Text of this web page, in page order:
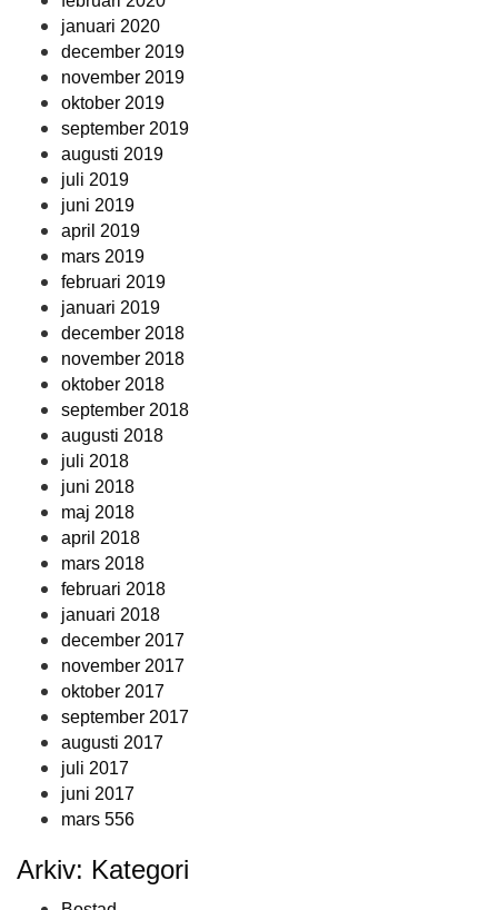
januari 2020
december 2019
november 2019
oktober 2019
september 2019
augusti 2019
juli 2019
juni 2019
april 2019
mars 2019
februari 2019
januari 2019
december 2018
november 2018
oktober 2018
september 2018
augusti 2018
juli 2018
juni 2018
maj 2018
april 2018
mars 2018
februari 2018
januari 2018
december 2017
november 2017
oktober 2017
september 2017
augusti 2017
juli 2017
juni 2017
mars 556
Arkiv: Kategori